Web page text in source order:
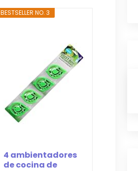
BESTSELLER NO. 3
4 ambientadores
de cocina de